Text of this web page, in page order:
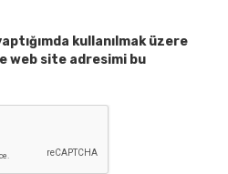
kullanılmak üzere
web site adresimi bu